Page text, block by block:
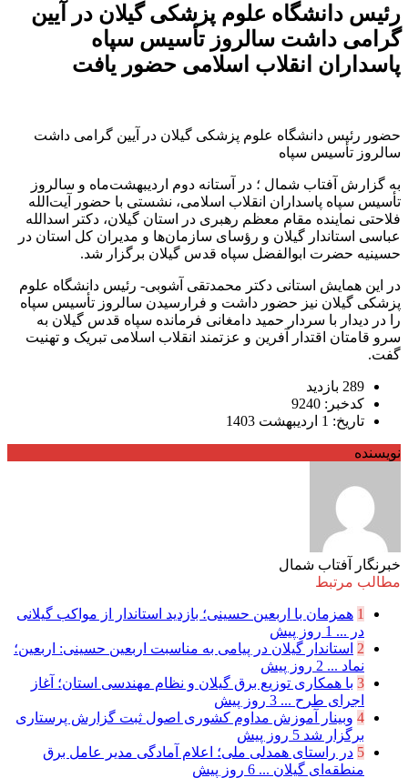
رئیس دانشگاه علوم پزشکی گیلان در آیین
گرامی داشت سالروز تأسیس سپاه
پاسداران انقلاب اسلامی حضور یافت
حضور رئیس دانشگاه علوم پزشکی گیلان در آیین گرامی داشت
سالروز تأسیس سپاه
به گزارش آفتاب شمال ؛ در آستانه دوم اردیبهشت‌ماه و سالروز
تأسیس سپاه پاسداران انقلاب اسلامی، نشستی با حضور آیت‌الله
فلاحتی نماینده مقام معظم رهبری در استان گیلان، دکتر اسدالله
عباسی استاندار گیلان و رؤسای سازمان‌ها و مدیران کل استان در
حسینیه حضرت ابوالفضل سپاه قدس گیلان برگزار شد.
در این همایش استانی دکتر محمدتقی آشوبی- رئیس دانشگاه علوم
پزشکی گیلان نیز حضور داشت و فرارسیدن سالروز تأسیس سپاه
را در دیدار با سردار حمید دامغانی فرمانده سپاه قدس گیلان به
سرو قامتان اقتدار آفرین و عزتمند انقلاب اسلامی تبریک و تهنیت
گفت.
289 بازدید
کدخبر: 9240
تاریخ: 1 اردیبهشت 1403
نویسنده
خبرنگار آفتاب شمال
مطالب مرتبط
1 همزمان با اربعین حسینی؛ بازدید استاندار از مواکب گیلانی
در ... 1 روز پیش
2 استاندار گیلان در پیامی به مناسبت اربعین حسینی: اربعین؛
نماد ... 2 روز پیش
3 با همکاری توزیع برق گیلان و نظام مهندسی استان؛ آغاز
اجرای طرح ... 3 روز پیش
4 وبینار آموزش مداوم کشوری اصول ثبت گزارش پرستاری
برگزار شد 5 روز پیش
5 در راستای همدلی ملی؛ اعلام آمادگی مدیر عامل برق
منطقه‌ای گیلان ... 6 روز پیش